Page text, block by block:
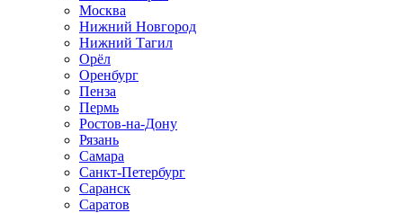
Москва
Нижний Новгород
Нижний Тагил
Орёл
Оренбург
Пенза
Пермь
Ростов‑на‑Дону
Рязань
Самара
Санкт‑Петербург
Саранск
Саратов